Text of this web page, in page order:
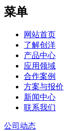
菜单
网站首页
了解创洋
产品中心
应用领域
合作案例
方案与报价
新闻中心
联系我们
公司动态